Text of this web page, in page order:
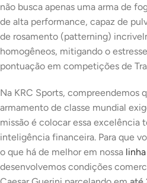
não busca apenas uma arma de
de alta performance, capaz de
de rosamento (patterning)
homogêneos, mitigando o
pontuação em competições de
Na KRC Sports, compreendemos
armamento de classe mundial
missão é colocar essa excelência
inteligência financeira. Para que
o que há de melhor em nossa
desenvolvemos condições